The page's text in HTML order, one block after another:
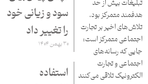
تبلیغات بیش از حد
هدفمند متمرکز بود،
تلاش‌های اخیر بر تجارت
اجتماعی متمرکز است؛
جایی که رسانه‌های
اجتماعی و تجارت
الکترونیک تلاقی می‌کنند
سود و زیانی خود
را تغییر داد
۳۰ بهمن ۱۴۰۴
استفاده